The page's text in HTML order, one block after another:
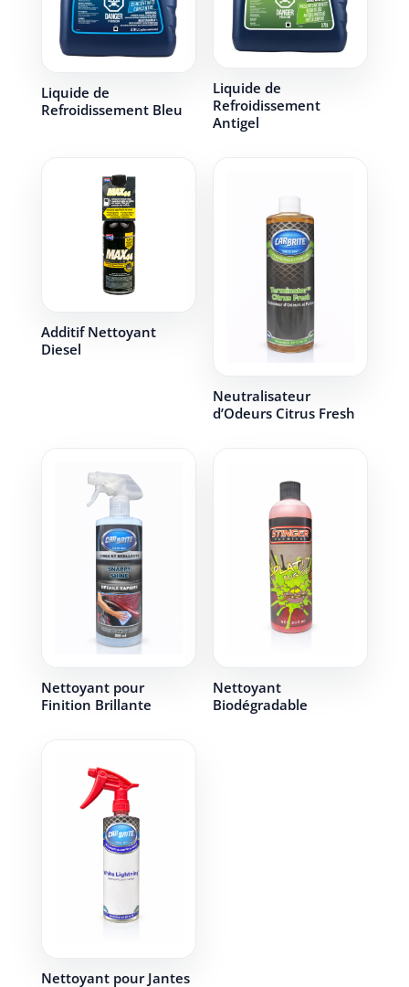
Liquide de
Refroidissement Bleu
Liquide de
Refroidissement
Antigel
Additif Nettoyant
Diesel
Neutralisateur
d’Odeurs Citrus Fresh
Nettoyant pour
Finition Brillante
Nettoyant
Biodégradable
Nettoyant pour Jantes